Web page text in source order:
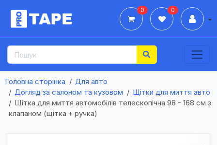
0 0
Головна сторінка
Для авто
Догляд за салоном та кузовом
Щітки для миття авто
Щітка для миття автомобілів телескопічна 98 - 168 см з
клапаном (щітка + ручка)